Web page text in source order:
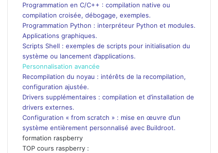
Programmation en C/C++ : compilation native ou
compilation croisée, débogage, exemples.
Programmation Python : interpréteur Python et modules.
Applications graphiques.
Scripts Shell : exemples de scripts pour initialisation du
système ou lancement d’applications.
Personnalisation avancée
Recompilation du noyau : intérêts de la recompilation,
configuration ajustée.
Drivers supplémentaires : compilation et d’installation de
drivers externes.
Configuration « from scratch » : mise en œuvre d’un
système entièrement personnalisé avec Buildroot.
formation raspberry
TOP cours raspberry :